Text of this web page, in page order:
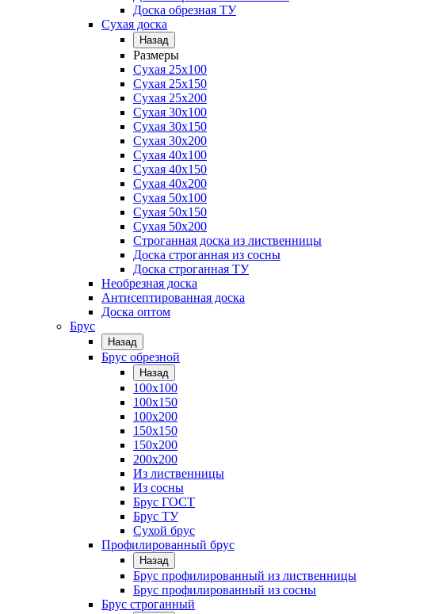
Доска обрезная ТУ
Сухая доска
Назад
Размеры
Сухая 25х100
Сухая 25х150
Сухая 25х200
Сухая 30х100
Сухая 30х150
Сухая 30х200
Сухая 40х100
Сухая 40х150
Сухая 40х200
Сухая 50х100
Сухая 50х150
Сухая 50х200
Строганная доска из лиственницы
Доска строганная из сосны
Доска строганная ТУ
Необрезная доска
Антисептированная доска
Доска оптом
Брус
Назад
Брус обрезной
Назад
100х100
100х150
100х200
150х150
150х200
200х200
Из лиственницы
Из сосны
Брус ГОСТ
Брус ТУ
Сухой брус
Профилированный брус
Назад
Брус профилированный из лиственницы
Брус профилированный из сосны
Брус строганный